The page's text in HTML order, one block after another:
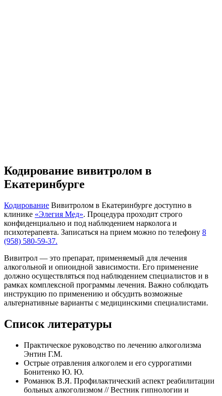
Кодирование вивитролом в
Екатеринбурге
Кодирование Вивитролом в Екатеринбурге доступно в
клинике «Элегия Мед». Процедура проходит строго
конфиденциально и под наблюдением нарколога и
психотерапевта. Записаться на прием можно по телефону 8
(958) 580-59-37.
Вивитрол — это препарат, применяемый для лечения
алкогольной и опиоидной зависимости. Его применение
должно осуществляться под наблюдением специалистов и в
рамках комплексной программы лечения. Важно соблюдать
инструкцию по применению и обсудить возможные
альтернативные варианты с медицинскими специалистами.
Список литературы
Практическое руководство по лечению алкоголизма
Энтин Г.М.
Острые отравления алкоголем и его суррогатими
Бонитенко Ю. Ю.
Романюк В.Я. Профилактический аспект реабилитации
больных алкоголизмом // Вестник гипнологии и